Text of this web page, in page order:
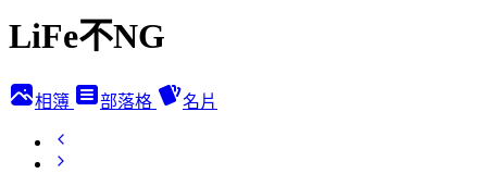
LiFe不NG
相簿 部落格 名片